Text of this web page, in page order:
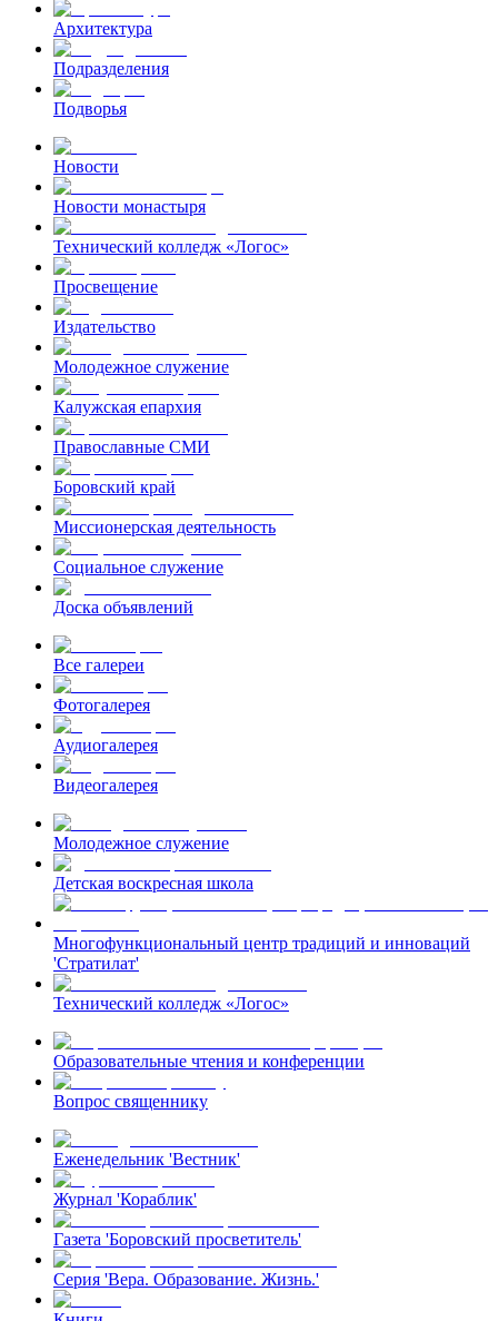
Архитектура
Подразделения
Подворья
Новости
Новости монастыря
Технический колледж «Логос»
Просвещение
Издательство
Молодежное служение
Калужская епархия
Православные СМИ
Боровский край
Миссионерская деятельность
Социальное служение
Доска объявлений
Все галереи
Фотогалерея
Аудиогалерея
Видеогалерея
Молодежное служение
Детская воскресная школа
Многофункциональный центр традиций и инноваций
'Стратилат'
Технический колледж «Логос»
Образовательные чтения и конференции
Вопрос священнику
Еженедельник 'Вестник'
Журнал 'Кораблик'
Газета 'Боровский просветитель'
Серия 'Вера. Образование. Жизнь.'